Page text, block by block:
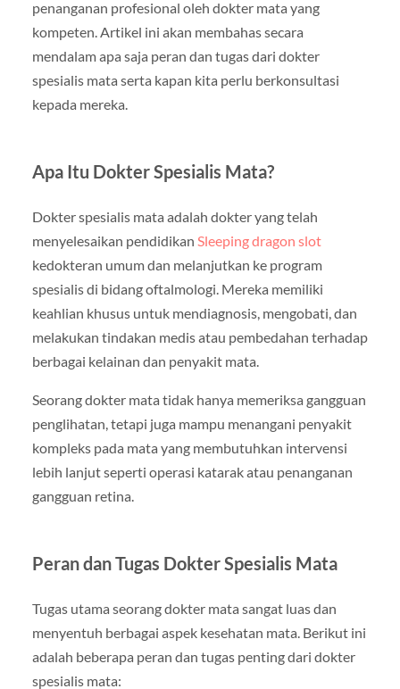
penanganan profesional oleh dokter mata yang
kompeten. Artikel ini akan membahas secara
mendalam apa saja peran dan tugas dari dokter
spesialis mata serta kapan kita perlu berkonsultasi
kepada mereka.
Apa Itu Dokter Spesialis Mata?
Dokter spesialis mata adalah dokter yang telah
menyelesaikan pendidikan Sleeping dragon slot
kedokteran umum dan melanjutkan ke program
spesialis di bidang oftalmologi. Mereka memiliki
keahlian khusus untuk mendiagnosis, mengobati, dan
melakukan tindakan medis atau pembedahan terhadap
berbagai kelainan dan penyakit mata.
Seorang dokter mata tidak hanya memeriksa gangguan
penglihatan, tetapi juga mampu menangani penyakit
kompleks pada mata yang membutuhkan intervensi
lebih lanjut seperti operasi katarak atau penanganan
gangguan retina.
Peran dan Tugas Dokter Spesialis Mata
Tugas utama seorang dokter mata sangat luas dan
menyentuh berbagai aspek kesehatan mata. Berikut ini
adalah beberapa peran dan tugas penting dari dokter
spesialis mata: